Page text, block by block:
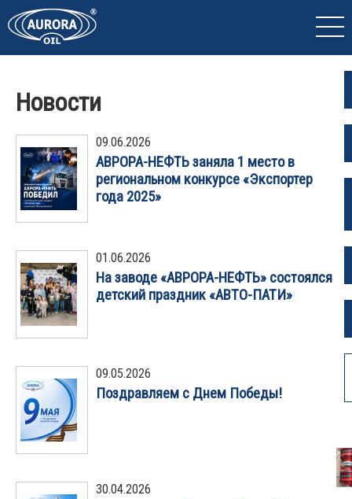
Новости
09.06.2026
АВРОРА-НЕФТЬ заняла 1 место в
региональном конкурсе «Экспортер
года 2025»
01.06.2026
На заводе «АВРОРА-НЕФТЬ» состоялся
детский праздник «АВТО-ПАТИ»
09.05.2026
Поздравляем с Днем Победы!
30.04.2026